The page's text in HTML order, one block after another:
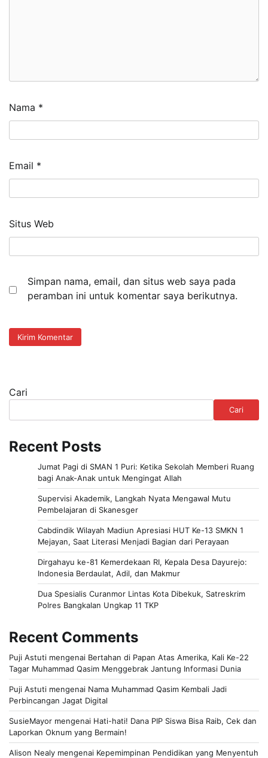
Nama *
Email *
Situs Web
Simpan nama, email, dan situs web saya pada
peramban ini untuk komentar saya berikutnya.
Cari
Cari
Recent Posts
Jumat Pagi di SMAN 1 Puri: Ketika Sekolah Memberi Ruang
bagi Anak-Anak untuk Mengingat Allah
Supervisi Akademik, Langkah Nyata Mengawal Mutu
Pembelajaran di Skanesger
Cabdindik Wilayah Madiun Apresiasi HUT Ke-13 SMKN 1
Mejayan, Saat Literasi Menjadi Bagian dari Perayaan
Dirgahayu ke-81 Kemerdekaan RI, Kepala Desa Dayurejo:
Indonesia Berdaulat, Adil, dan Makmur
Dua Spesialis Curanmor Lintas Kota Dibekuk, Satreskrim
Polres Bangkalan Ungkap 11 TKP
Recent Comments
Puji Astuti mengenai Bertahan di Papan Atas Amerika, Kali Ke-22
Tagar Muhammad Qasim Menggebrak Jantung Informasi Dunia
Puji Astuti mengenai Nama Muhammad Qasim Kembali Jadi
Perbincangan Jagat Digital
SusieMayor mengenai Hati-hati! Dana PIP Siswa Bisa Raib, Cek dan
Laporkan Oknum yang Bermain!
Alison Nealy mengenai Kepemimpinan Pendidikan yang Menyentuh